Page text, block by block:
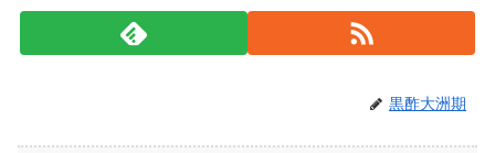
黒酢大洲期